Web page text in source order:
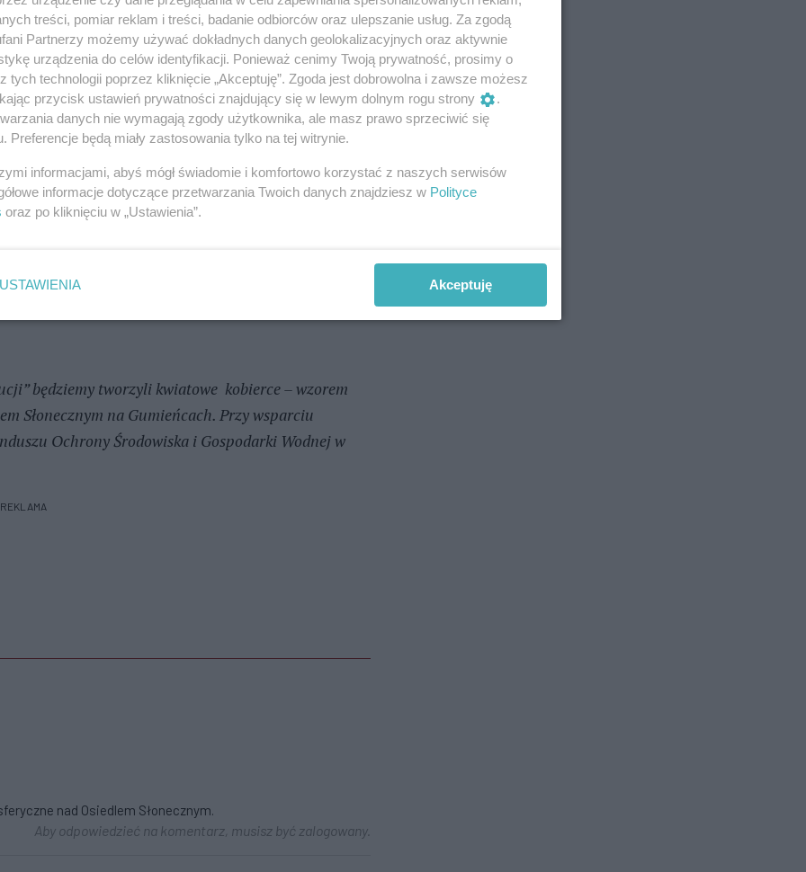
miejsca będziemu sadzili krokusy schodząc w
i rowerowym - w stronę ronda Gierosa i ul. Ku
i punkcie naszej akcji. Pamiętając, że czeka
i spora satysfakcja ze zrobienia czegoś
– sobotniego odcinka „krokusowej rewolucji”
do ich sadzenia, czyli ogrodnicze
poczęstunek. Tylko pogodę ducha trzeba
nie warto siedzieć bezczynnie w domu.
będziemy tworzyli kwiatowe kobierce – wzorem
Słonecznym na Gumieńcach. Przy wsparciu
Ochrony Środowiska i Gospodarki Wodnej w
REKLAMA
nad Osiedlem Słonecznym.
Aby odpowiedzieć na komentarz, musisz być zalogowany.
treści, pomiar reklam i treści, badanie odbiorców oraz ulepszanie usług. Za zgodą
Partnerzy możemy używać dokładnych danych geolokalizacyjnych oraz aktywnie
urządzenia do celów identyfikacji. Ponieważ cenimy Twoją prywatność, prosimy o
tych technologii poprzez kliknięcie „Akceptuję”. Zgoda jest dobrowolna i zawsze możesz
przycisk ustawień prywatności znajdujący się w lewym dolnym rogu strony
.
danych nie wymagają zgody użytkownika, ale masz prawo sprzeciwić się
Preferencje będą miały zastosowania tylko na tej witrynie.
informacjami, abyś mógł świadomie i komfortowo korzystać z naszych serwisów
informacje dotyczące przetwarzania Twoich danych znajdziesz w Polityce
oraz po kliknięciu w „Ustawienia”.
USTAWIENIA Akceptuję